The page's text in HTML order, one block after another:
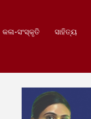
କଳା-ସଂସ୍କୃତି ସାହିତ୍ୟ